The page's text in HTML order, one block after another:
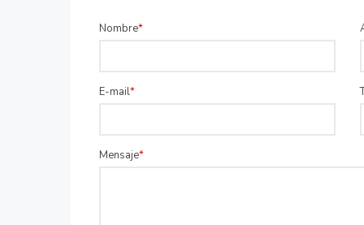
Nombre
E-mail
Mensaje